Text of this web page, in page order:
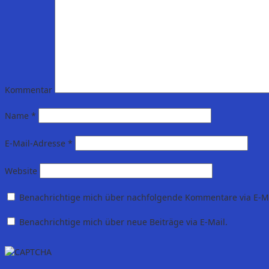
Kommentar
Name *
E-Mail-Adresse *
Website
Benachrichtige mich über nachfolgende Kommentare via E-
Benachrichtige mich über neue Beiträge via E-Mail.